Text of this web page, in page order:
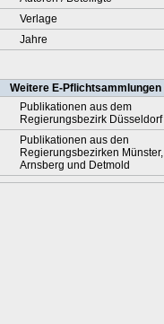
Verlage
Jahre
Weitere E-Pflichtsammlungen
Publikationen aus dem
Regierungsbezirk Düsseldorf
Publikationen aus den
Regierungsbezirken Münster,
Arnsberg und Detmold